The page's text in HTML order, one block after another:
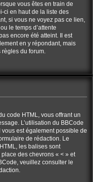
vous êtes en train de
ci en haut de la liste des
si vous ne voyez pas ce lien,
le temps d’attente
encore été atteint. Il est
en y répondant, mais
règles du forum.
code HTML, vous offrant un
L’utilisation du BBCode
est également possible de
de rédaction. Le
les balises sont
des chevrons « < » et
veuillez consulter le